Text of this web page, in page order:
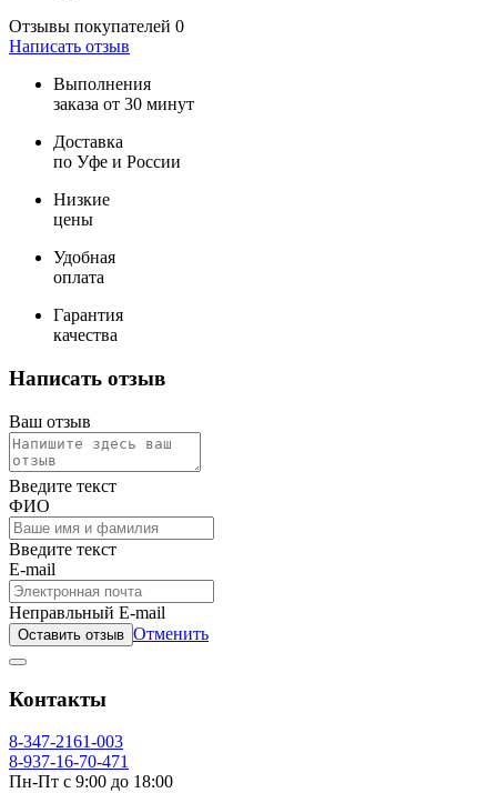
Отзывы покупателей 0
Написать отзыв
Выполнения
заказа от 30 минут
Доставка
по Уфе и России
Низкие
цены
Удобная
оплата
Гарантия
качества
Написать отзыв
Ваш отзыв
Введите текст
ФИО
Введите текст
E-mail
Неправльный E-mail
Оставить отзыв Отменить
Контакты
8-347-2161-003
8-937-16-70-471
Пн-Пт с 9:00 до 18:00